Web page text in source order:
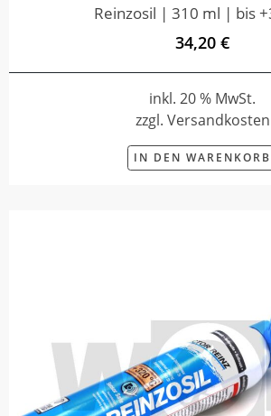
Reinzosil | 310 ml | bis
34,20 €
inkl. 20 % MwSt.
zzgl. Versandkosten
IN DEN WARENKORB